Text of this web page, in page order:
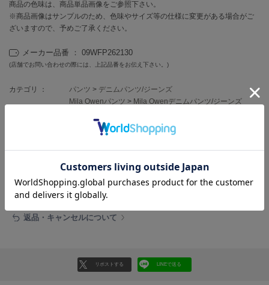
FURFUR
ジェラート ピケ
ジェラート ピケ キャットアンドドッグ
gelato pique Sleep
GRAMICCI
グラミチ
商品の色味は、商品単品画像をご参照下さい。
※商品画像はサンプルのため、色味やサイズ等の仕様に変更がある場合がご
ざいますので、予めご了承ください。
メーカー品番 ： 09WFP262130
(店舗でお問い合わせの際には、上記品番をお伝え下さい。)
カテゴリ ： パンツ > デニムパンツ/ジーンズ
Mila Owenパンツ > Mila Owenデニムパンツ/ジーンズ
レビューを書く
レビューはマイページのご注文履歴から投稿いただけます
返品・キャンセルについて
リポストする LINEで送る